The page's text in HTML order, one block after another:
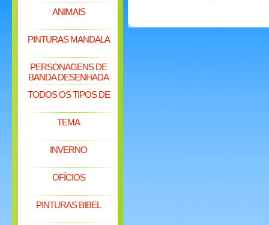
ANIMAIS
PINTURAS MANDALA
PERSONAGENS DE
BANDA DESENHADA
TODOS OS TIPOS DE
TEMA
INVERNO
OFÍCIOS
PINTURAS BIBEL